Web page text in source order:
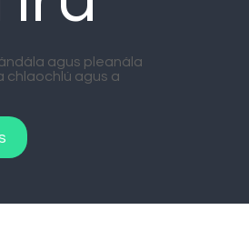
agus pleanála
chlaochlú agus a